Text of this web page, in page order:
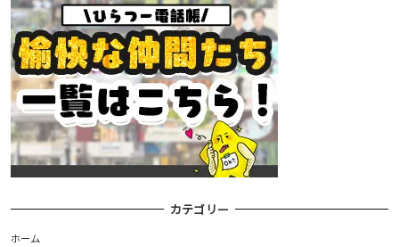
カテゴリー
ホーム